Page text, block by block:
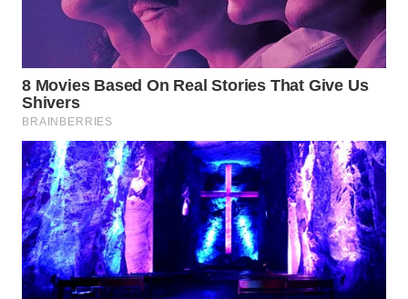
WAHANANEWS
WAHANANEWS
NET
WAHANA
SPORT
WAHANA
UMKM